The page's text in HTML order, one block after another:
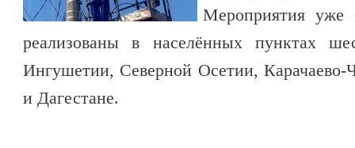
Мероприятия уже
реализованы в населённых пунктах
Ингушетии, Северной Осетии, Карачаево-
и Дагестане.